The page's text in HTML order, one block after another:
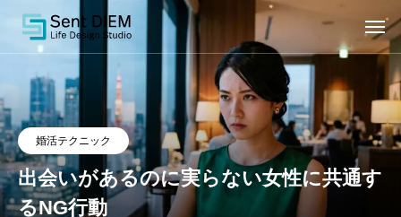
婚活テクニック
出会いがあるのに実らない女性に共通す
るNG行動